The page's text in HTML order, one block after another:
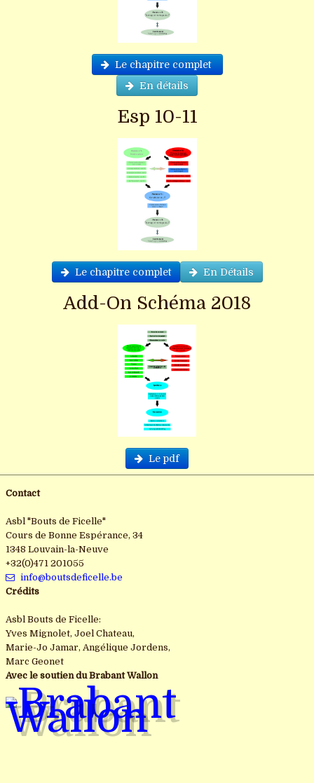
Le chapitre complet
En détails
Esp 10-11
Le chapitre complet En Détails
Add-On Schéma 2018
Le pdf
Contact
Asbl "Bouts de Ficelle"
Cours de Bonne Espérance, 34
1348 Louvain-la-Neuve
+32(0)471 201055
info@boutsdeficelle.be
Crédits
Asbl Bouts de Ficelle:
Yves Mignolet, Joel Chateau,
Marie-Jo Jamar, Angélique Jordens,
Marc Geonet
Avec le soutien du Brabant Wallon